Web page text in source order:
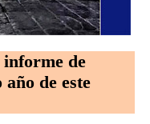
informe de
de este